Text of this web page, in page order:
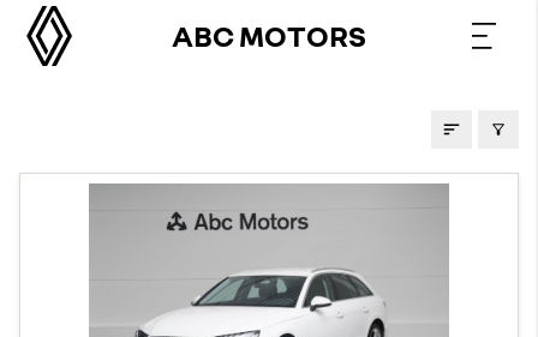
ABC MOTORS